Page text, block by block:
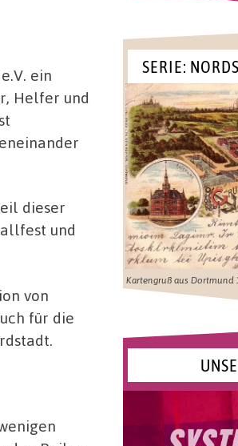
ein
Helfer und
dieser
und
von
für die
SERIE:
Kartengruß aus Dortmund